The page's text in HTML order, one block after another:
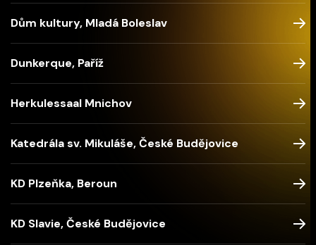
Dům kultury, Mladá Boleslav
Dunkerque, Paříž
Herkulessaal Mnichov
Katedrála sv. Mikuláše, České Budějovice
KD Plzeňka, Beroun
KD Slavie, České Budějovice